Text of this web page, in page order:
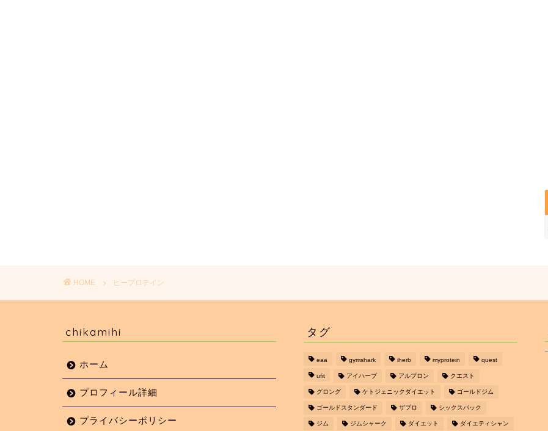
HOME ピープロテイン
chikamihi
ホーム
プロフィール詳細
プライバシーポリシー
タグ
eaa gymshark iherb myprotein quest
ufit アイハーブ アルプロン クエスト
グロング ケトジェニックダイエット ゴールドジム
ゴールドスタンダード ザプロ シックスパック
ジム ジムシャーク ダイエット ダイエティシャン